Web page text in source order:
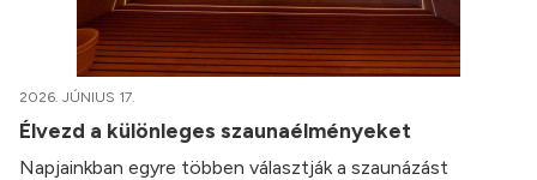
2026. JÚNIUS 17.
Élvezd a különleges szaunaélményeket
Napjainkban egyre többen választják a szaunázást